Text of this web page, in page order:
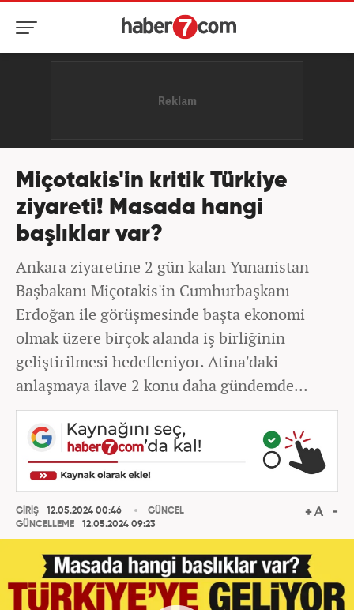
Miçotakis'in kritik Türkiye
ziyareti! Masada hangi
başlıklar var?
Ankara ziyaretine 2 gün kalan Yunanistan
Başbakanı Miçotakis'in Cumhurbaşkanı
Erdoğan ile görüşmesinde başta ekonomi
olmak üzere birçok alanda iş birliğinin
geliştirilmesi hedefleniyor. Atina'daki
anlaşmaya ilave 2 konu daha gündemde...
GİRİŞ
12.05.2024 00:46
GÜNCELLEME
12.05.2024 09:23
GÜNCEL